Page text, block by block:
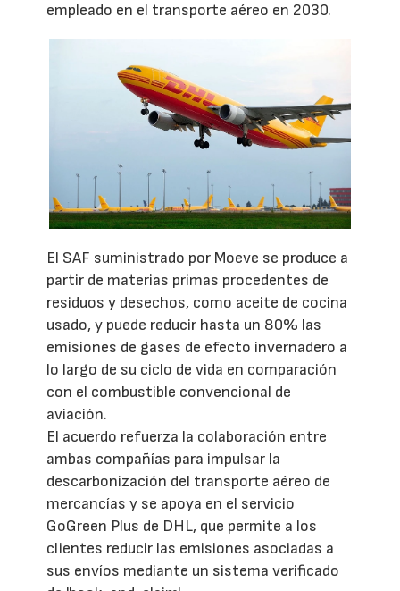
empleado en el transporte aéreo en 2030.
El SAF suministrado por Moeve se produce a
partir de materias primas procedentes de
residuos y desechos, como aceite de cocina
usado, y puede reducir hasta un 80% las
emisiones de gases de efecto invernadero a
lo largo de su ciclo de vida en comparación
con el combustible convencional de
aviación.
El acuerdo refuerza la colaboración entre
ambas compañías para impulsar la
descarbonización del transporte aéreo de
mercancías y se apoya en el servicio
GoGreen Plus de DHL, que permite a los
clientes reducir las emisiones asociadas a
sus envíos mediante un sistema verificado